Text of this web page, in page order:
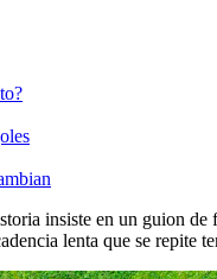
insiste en un guion
lenta que se repite